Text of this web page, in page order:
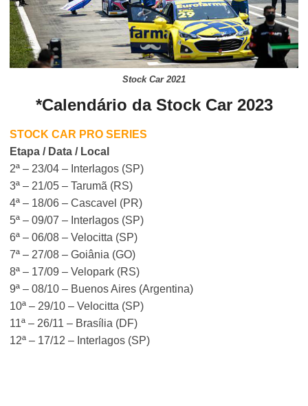
Stock Car 2021
*Calendário da Stock Car 2023
STOCK CAR PRO SERIES
Etapa / Data / Local
2ª – 23/04 – Interlagos (SP)
3ª – 21/05 – Tarumã (RS)
4ª – 18/06 – Cascavel (PR)
5ª – 09/07 – Interlagos (SP)
6ª – 06/08 – Velocitta (SP)
7ª – 27/08 – Goiânia (GO)
8ª – 17/09 – Velopark (RS)
9ª – 08/10 – Buenos Aires (Argentina)
10ª – 29/10 – Velocitta (SP)
11ª – 26/11 – Brasília (DF)
12ª – 17/12 – Interlagos (SP)